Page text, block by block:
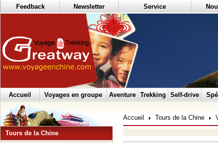
Feedback Newsletter Service
Accueil Voyages en groupe Aventure Trekking Self-drive
Tours de la Chine
Accueil Tours de la Chine